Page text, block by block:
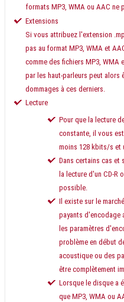
formats MP3, WMA ou AAC ne
Extensions
Si vous attribuez l'extension
pas au format MP3, WMA et
comme des fichiers MP3, WMA
par les haut-parleurs peut alors
dommages à ces derniers.
Lecture
Pour que la lecture
constante, il vous
moins 128 kbits/s et
Dans certains cas et
la lecture d'un CD-R
possible.
Il existe sur le
payants d'encodage
les paramètres
problème en début
acoustique ou des
être complètement
Lorsque le disque a
que MP3, WMA ou